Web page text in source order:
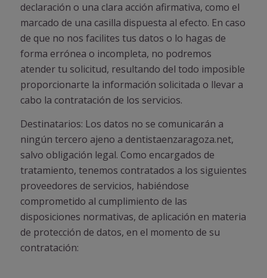
declaración o una clara acción afirmativa, como el
marcado de una casilla dispuesta al efecto. En caso
de que no nos facilites tus datos o lo hagas de
forma errónea o incompleta, no podremos
atender tu solicitud, resultando del todo imposible
proporcionarte la información solicitada o llevar a
cabo la contratación de los servicios.
Destinatarios: Los datos no se comunicarán a
ningún tercero ajeno a dentistaenzaragoza.net,
salvo obligación legal. Como encargados de
tratamiento, tenemos contratados a los siguientes
proveedores de servicios, habiéndose
comprometido al cumplimiento de las
disposiciones normativas, de aplicación en materia
de protección de datos, en el momento de su
contratación: